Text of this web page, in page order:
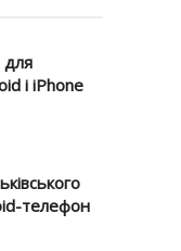
для
і iPhone
телефон